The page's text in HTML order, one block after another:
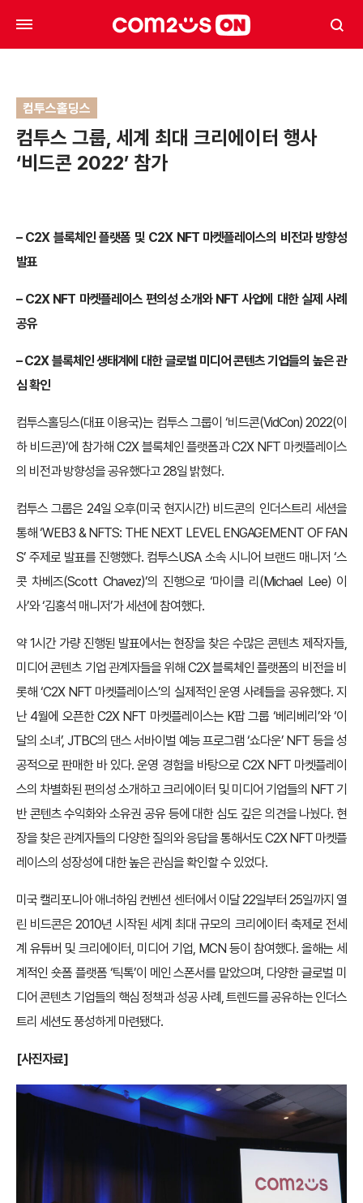
컴투스홀딩스
컴투스 그룹, 세계 최대 크리에이터 행사
‘비드콘 2022’ 참가
– C2X 블록체인 플랫폼 및 C2X NFT 마켓플레이스의 비전과 방향성
발표
– C2X NFT 마켓플레이스 편의성 소개와 NFT 사업에 대한 실제 사례
공유
– C2X 블록체인 생태계에 대한 글로벌 미디어 콘텐츠 기업들의 높은 관
심 확인
컴투스홀딩스(대표 이용국)는 컴투스 그룹이 ‘비드콘(VidCon) 2022(이
하 비드콘)’에 참가해 C2X 블록체인 플랫폼과 C2X NFT 마켓플레이스
의 비전과 방향성을 공유했다고 28일 밝혔다.
컴투스 그룹은 24일 오후(미국 현지시간) 비드콘의 인더스트리 세션을
통해 ‘WEB3 & NFTS: THE NEXT LEVEL ENGAGEMENT OF FAN
S’ 주제로 발표를 진행했다. 컴투스USA 소속 시니어 브랜드 매니저 ‘스
콧 차베즈(Scott Chavez)’의 진행으로 ‘마이클 리(Michael Lee) 이
사’와 ‘김홍석 매니저’가 세션에 참여했다.
약 1시간 가량 진행된 발표에서는 현장을 찾은 수많은 콘텐츠 제작자들,
미디어 콘텐츠 기업 관계자들을 위해 C2X 블록체인 플랫폼의 비전을 비
롯해 ‘C2X NFT 마켓플레이스’의 실제적인 운영 사례들을 공유했다. 지
난 4월에 오픈한 C2X NFT 마켓플레이스는 K팝 그룹 ‘베리베리’와 ‘이
달의 소녀’, JTBC의 댄스 서바이벌 예능 프로그램 ‘쇼다운’ NFT 등을 성
공적으로 판매한 바 있다. 운영 경험을 바탕으로 C2X NFT 마켓플레이
스의 차별화된 편의성 소개하고 크리에이터 및 미디어 기업들의 NFT 기
반 콘텐츠 수익화와 소유권 공유 등에 대한 심도 깊은 의견을 나눴다. 현
장을 찾은 관계자들의 다양한 질의와 응답을 통해서도 C2X NFT 마켓플
레이스의 성장성에 대한 높은 관심을 확인할 수 있었다.
미국 캘리포니아 애너하임 컨벤션 센터에서 이달 22일부터 25일까지 열
린 비드콘은 2010년 시작된 세계 최대 규모의 크리에이터 축제로 전세
계 유튜버 및 크리에이터, 미디어 기업, MCN 등이 참여했다. 올해는 세
계적인 숏폼 플랫폼 ‘틱톡’이 메인 스폰서를 맡았으며, 다양한 글로벌 미
디어 콘텐츠 기업들의 핵심 정책과 성공 사례, 트렌드를 공유하는 인더스
트리 세션도 풍성하게 마련됐다.
[사진자료]